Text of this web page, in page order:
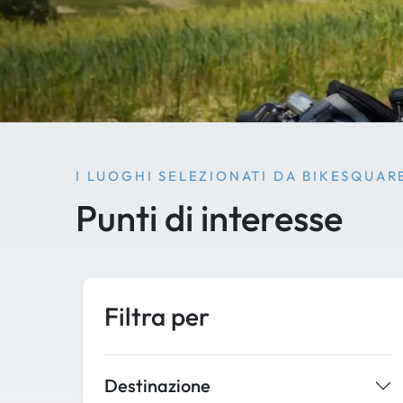
I LUOGHI SELEZIONATI DA
Punti di interesse
Filtra per
Destinazione